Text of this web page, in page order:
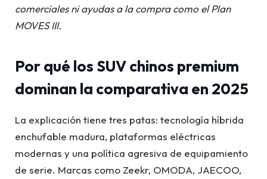
comerciales ni ayudas a la compra como el Plan
MOVES III.
Por qué los SUV chinos premium
dominan la comparativa en 2025
La explicación tiene tres patas: tecnología híbrida
enchufable madura, plataformas eléctricas
modernas y una política agresiva de equipamiento
de serie. Marcas como Zeekr, OMODA, JAECOO,